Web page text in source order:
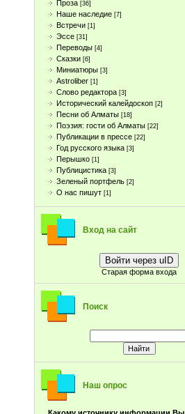
Проза [36]
Наше наследие [7]
Встречи [1]
Эссе [31]
Переводы [4]
Сказки [6]
Миниатюры [3]
Astroliber [1]
Слово редактора [3]
Исторический калейдоскоп [2]
Песни об Алматы [18]
Поэзия: гости об Алматы [22]
Публикации в прессе [22]
Год русского языка [3]
Перышко [1]
Публицистика [3]
Зеленый портфель [2]
О нас пишут [1]
Вход на сайт
Войти через uID
Старая форма входа
Поиск
Наш опрос